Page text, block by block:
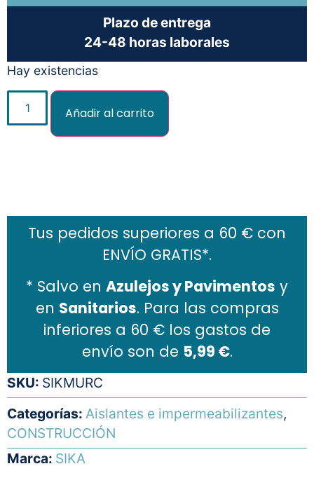
Plazo de entrega
24-48 horas laborales
Hay existencias
Añadir al carrito
Tus pedidos superiores a 60 € con
ENVÍO GRATIS*.
* Salvo en Azulejos y Pavimentos y
en Sanitarios. Para las compras
inferiores a 60 € los gastos de
envío son de 5,99 €.
SKU: SIKMURC
Categorías: Aislantes e impermeabilizantes,
CONSTRUCCIÓN
Marca: SIKA